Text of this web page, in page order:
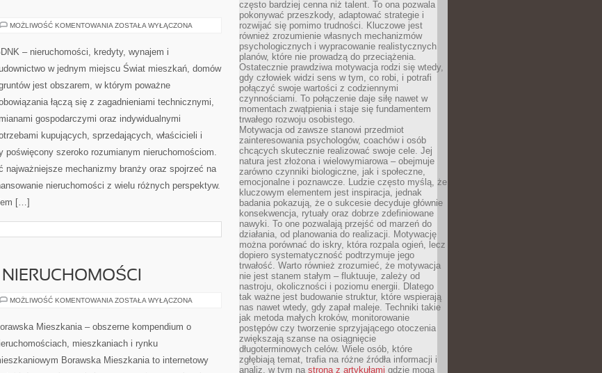
MOŻLIWOŚĆ KOMENTOWANIA ANALIZY
NIERUCHOMOŚCI
ZOSTAŁA WYŁĄCZONA
– nieruchomości, kredyty, wynajem i
w jednym miejscu Świat mieszkań, domów
jest obszarem, w którym poważne
łączą się z zagadnieniami technicznymi,
gospodarczymi oraz indywidualnymi
kupujących, sprzedających, właścicieli i
poświęcony szeroko rozumianym nieruchomościom.
najważniejsze mechanizmy branży oraz spojrzeć na
nieruchomości z wielu różnych perspektyw.
[…]
MOŻLIWOŚĆ KOMENTOWANIA KUPNO
NIERUCHOMOŚCI
ZOSTAŁA WYŁĄCZONA
Mieszkania – obszerne kompendium o
mieszkaniach i rynku
Borawska Mieszkania to internetowy
często bardziej cenna niż talent. To ona pozwala
pokonywać przeszkody, adaptować strategie i
rozwijać się pomimo trudności. Kluczowe jest
również zrozumienie własnych mechanizmów
psychologicznych i wypracowanie realistycznych
planów, które nie prowadzą do przeciążenia.
Ostatecznie prawdziwa motywacja rodzi się wtedy,
gdy człowiek widzi sens w tym, co robi, i potrafi
połączyć swoje wartości z codziennymi
czynnościami. To połączenie daje siłę nawet w
momentach zwątpienia i staje się fundamentem
trwałego rozwoju osobistego.
Motywacja od zawsze stanowi przedmiot
zainteresowania psychologów, coachów i osób
chcących skutecznie realizować swoje cele. Jej
natura jest złożona i wielowymiarowa – obejmuje
zarówno czynniki biologiczne, jak i społeczne,
emocjonalne i poznawcze. Ludzie często myślą, że
kluczowym elementem jest inspiracja, jednak
badania pokazują, że o sukcesie decyduje głównie
konsekwencja, rytuały oraz dobrze zdefiniowane
nawyki. To one pozwalają przejść od marzeń do
działania, od planowania do realizacji. Motywację
można porównać do iskry, która rozpala ogień, lecz
dopiero systematyczność podtrzymuje jego
trwałość. Warto również zrozumieć, że motywacja
nie jest stanem stałym – fluktuuje, zależy od
nastroju, okoliczności i poziomu energii. Dlatego
tak ważne jest budowanie struktur, które wspierają
nas nawet wtedy, gdy zapał maleje. Techniki takie
jak metoda małych kroków, monitorowanie
postępów czy tworzenie sprzyjającego otoczenia
zwiększają szanse na osiągnięcie
długoterminowych celów. Wiele osób, które
zgłębiają temat, trafia na różne źródła informacji i
analiz, w tym na strona z artykułami gdzie mogą